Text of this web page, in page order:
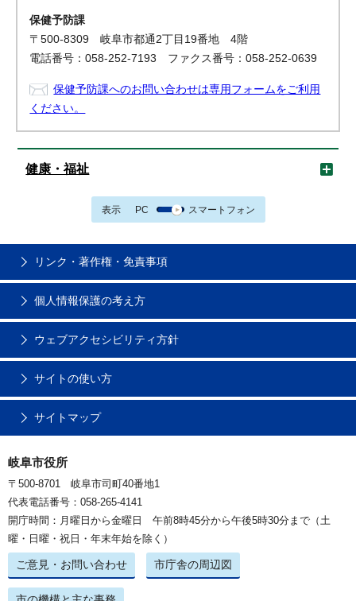
保健予防課
〒500-8309 岐阜市都通2丁目19番地 4階
電話番号：058-252-7193 ファクス番号：058-252-0639
保健予防課へのお問い合わせは専用フォームをご利用
ください。
健康・福祉
表示 PC スマートフォン
リンク・著作権・免責事項
個人情報保護の考え方
ウェブアクセシビリティ方針
サイトの使い方
サイトマップ
岐阜市役所
〒500-8701 岐阜市司町40番地1
代表電話番号：058-265-4141
開庁時間：月曜日から金曜日 午前8時45分から午後5時30分まで（土
曜・日曜・祝日・年末年始を除く）
ご意見・お問い合わせ 市庁舎の周辺図